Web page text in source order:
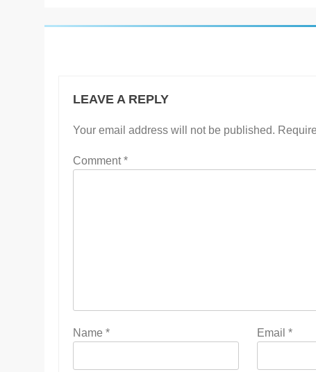
LEAVE A REPLY
Your email address will not be published.
Comment*
Name * Email*